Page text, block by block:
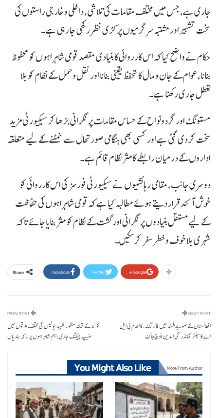
جاری ہے، جس میں مختلف مقامات کی تلاشی، داخلی و خارجی راستوں کی
سخت تشہیر اور مشتبہ سرگرمیوں پر کڑی نظر رکھی جا رہی ہے۔
حکام نے واضح کیا کہ اس کارروائی کا بنیادی مقصد قومی شاہراہوں کو محفوظ
بنانا، عوام کے جان و مال کا تحفظ یقینی بنانا اور نقل و حمل کے نظام کو بلا
تعطل جاری رکھنا ہے۔
مستونگ اور گردونواح کے حساس مقامات پر نگرانی بڑھا کر سیکیورٹی مزید
سخت کر دی گئی ہے اور کسی بھی ہنگامی صورتحال سے نمٹنے کے لیے متعلقہ
اداروں کے درمیان رابطے کا مثر نظام قائم ہے۔
دوسری جانب، مقامی رہائشیوں نے سیکیورٹی فورسز کی اس کارروائی کو
خوش آئند قرار دیتے ہوئے مطالبہ کیا ہے کہ قومی شاہراہوں کی حفاظت
کے لیے مستقل بنیادوں پر نگرانی اور گشت کے نظام کو مثر بنایا جائے تاکہ
شہری بلا خوف و خطر سفر کر سکیں۔
Share Facebook Twitter Google+
کوئٹہ کے تھانہ منظور شہید پولیس کی مختلف علاقوں میں
سنیپ چیکنگ جاری، اہم شاہراہوں پر ناکہ بندیاں
NEXT POST
افغانستان کے صوبے ہلمند میں فائرنگ، کالعدم بی ایل
اے کا سینئر کمانڈر محی الدین بلوچ ہلاک
You Might Also Like More From Author